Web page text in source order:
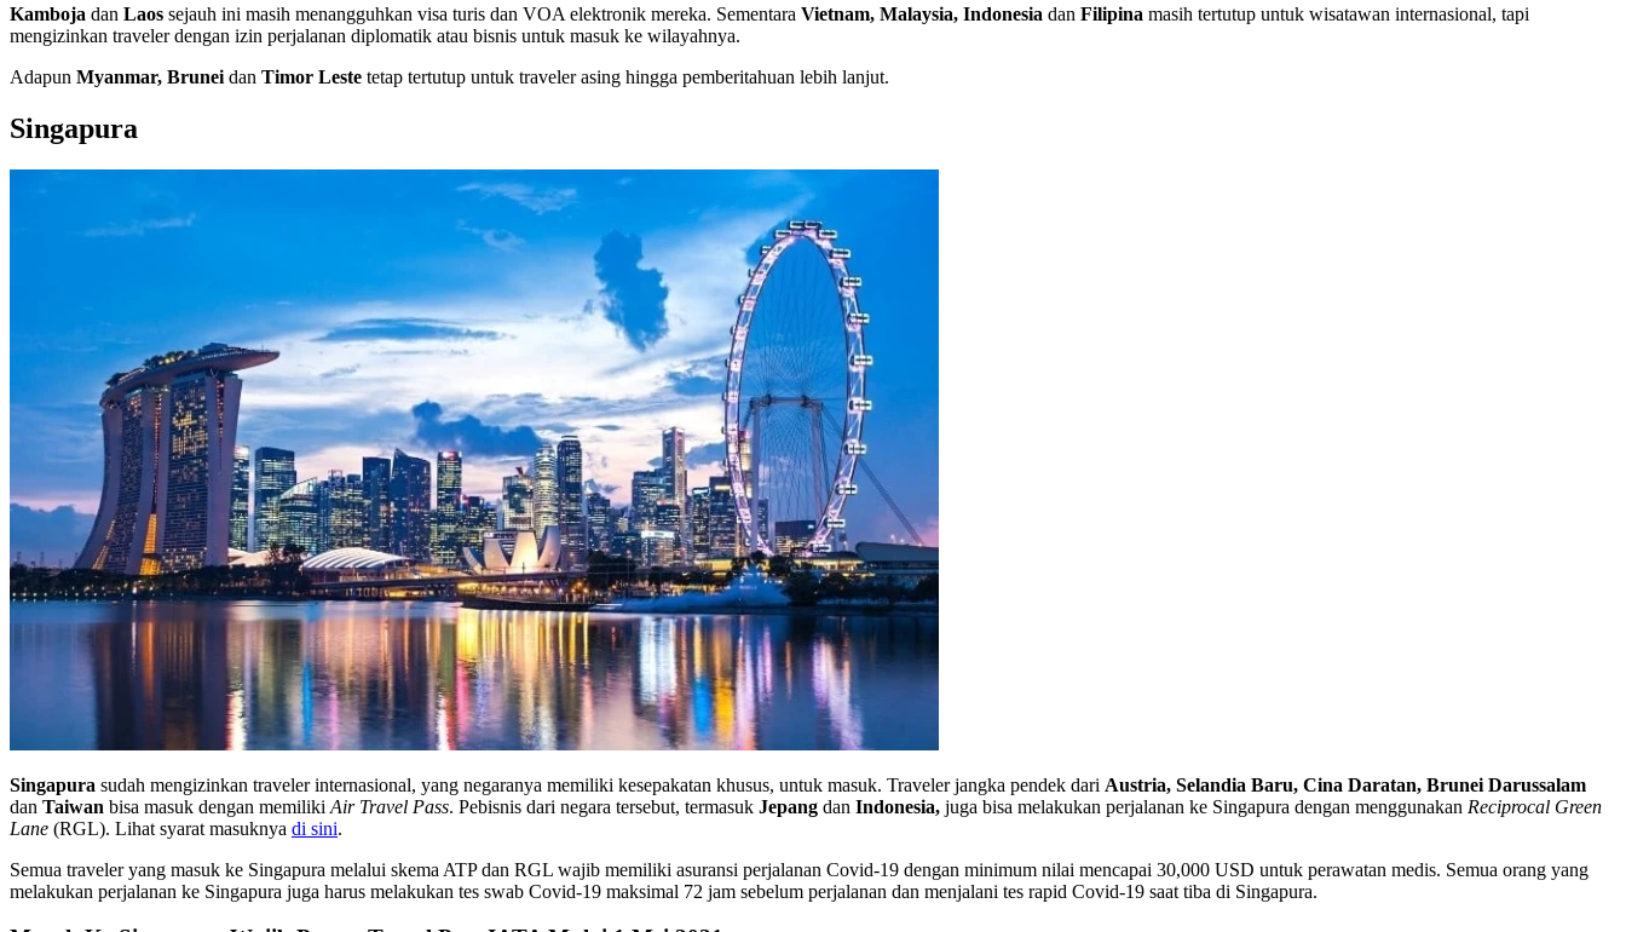
Kamboja dan Laos sejauh ini masih menangguhkan visa turis dan VOA elektronik mereka. Sementara Vietnam, Malaysia, Indonesia dan Filipina masih tertutup untuk wisatawan internasional, tapi
mengizinkan traveler dengan izin perjalanan diplomatik atau bisnis untuk masuk ke wilayahnya.
Adapun Myanmar, Brunei dan Timor Leste tetap tertutup untuk traveler asing hingga pemberitahuan lebih lanjut.
Singapura
Singapura sudah mengizinkan traveler internasional, yang negaranya memiliki kesepakatan khusus, untuk masuk. Traveler jangka pendek dari Austria, Selandia Baru, Cina Daratan, Brunei Darussalam
dan Taiwan bisa masuk dengan memiliki Air Travel Pass. Pebisnis dari negara tersebut, termasuk Jepang dan Indonesia, juga bisa melakukan perjalanan ke Singapura dengan menggunakan Reciprocal Green
Lane (RGL). Lihat syarat masuknya di sini.
Semua traveler yang masuk ke Singapura melalui skema ATP dan RGL wajib memiliki asuransi perjalanan Covid-19 dengan minimum nilai mencapai 30,000 USD untuk perawatan medis. Semua orang yang
melakukan perjalanan ke Singapura juga harus melakukan tes swab Covid-19 maksimal 72 jam sebelum perjalanan dan menjalani tes rapid Covid-19 saat tiba di Singapura.